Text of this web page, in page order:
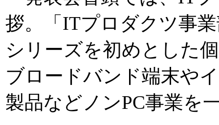
拶。「ITプロダクツ事
シリーズを初めとした
ブロードバンド端末や
製品などノンPC事業を